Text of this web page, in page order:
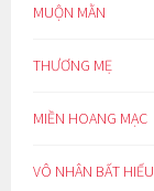
MUỘN MẰN
THƯƠNG MẸ
MIỀN HOANG MẠC
VÔ NHÂN BẤT HIẾU